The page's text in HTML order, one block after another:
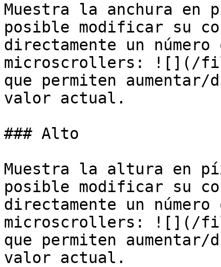
Muestra la anchura
posible modificar su
directamente un
microscrollers: ![](/
que permiten
valor actual.
### Alto
Muestra la altura en
posible modificar su
directamente un
microscrollers: ![](/
que permiten
valor actual.